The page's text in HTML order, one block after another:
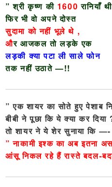
” श्री कृष्ण की 1600 रानियाँ
फिर भी वो अपने दोस्त
सुदामा को नहीं भूले थे ,
और आजकल तो लड़के एक
लड़की क्या पटा ली साले फोन
तक नहीं उठाते —!!
” एक शायर का सोते हुए पेशाब
बीबी ने पूछा कि ये क्या कर दिया
तो शायर ने ये शेर सुनाया कि —-
” नाकामी इश्क का अब इतना
आंसू निकल रहे हैं रास्ते बदल-